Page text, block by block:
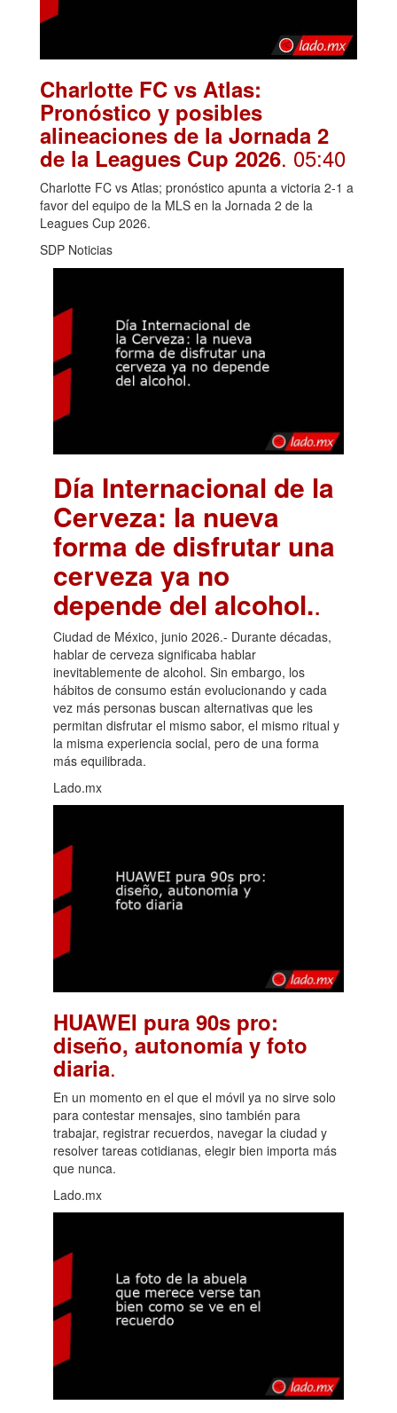
Charlotte FC vs Atlas:
Pronóstico y posibles
alineaciones de la Jornada 2
de la Leagues Cup 2026. 05:40
Charlotte FC vs Atlas; pronóstico apunta a victoria 2-1 a
favor del equipo de la MLS en la Jornada 2 de la
Leagues Cup 2026.
SDP Noticias
Día Internacional de la
Cerveza: la nueva
forma de disfrutar una
cerveza ya no
depende del alcohol..
Ciudad de México, junio 2026.- Durante décadas,
hablar de cerveza significaba hablar
inevitablemente de alcohol. Sin embargo, los
hábitos de consumo están evolucionando y cada
vez más personas buscan alternativas que les
permitan disfrutar el mismo sabor, el mismo ritual y
la misma experiencia social, pero de una forma
más equilibrada.
Lado.mx
HUAWEI pura 90s pro:
diseño, autonomía y foto
diaria.
En un momento en el que el móvil ya no sirve solo
para contestar mensajes, sino también para
trabajar, registrar recuerdos, navegar la ciudad y
resolver tareas cotidianas, elegir bien importa más
que nunca.
Lado.mx